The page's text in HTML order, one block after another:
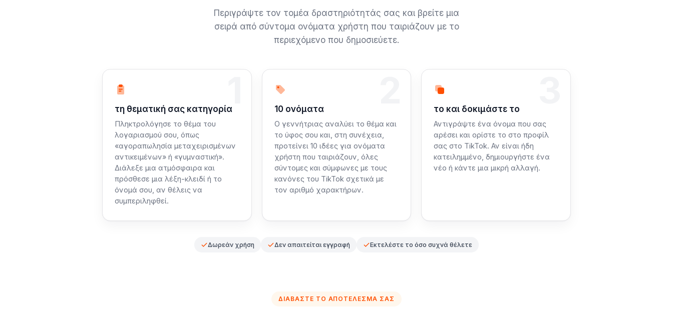
Περιγράψτε τον τομέα δραστηριότητάς σας και βρείτε μια
σειρά από σύντομα ονόματα χρήστη που ταιριάζουν με το
περιεχόμενο που δημοσιεύετε.
Βήμα 1: Περιγράψτε
τη θεματική σας κατηγορία
Πληκτρολόγησε το θέμα του
λογαριασμού σου, όπως
«αγοραπωλησία μεταχειρισμένων
αντικειμένων» ή «γυμναστική».
Διάλεξε μια ατμόσφαιρα και
πρόσθεσε μια λέξη-κλειδί ή το
όνομά σου, αν θέλεις να
συμπεριληφθεί.
Βήμα 2: Δημιουργούμε
10 ονόματα
Ο γεννήτριας αναλύει το θέμα και
το ύφος σου και, στη συνέχεια,
προτείνει 10 ιδέες για ονόματα
χρήστη που ταιριάζουν, όλες
σύντομες και σύμφωνες με τους
κανόνες του TikTok σχετικά με
τον αριθμό χαρακτήρων.
Βήμα 3: Αντιγράψτε
το και δοκιμάστε το
Αντιγράψτε ένα όνομα που σας
αρέσει και ορίστε το στο προφίλ
σας στο TikTok. Αν είναι ήδη
κατειλημμένο, δημιουργήστε ένα
νέο ή κάντε μια μικρή αλλαγή.
Δωρεάν χρήση Δεν απαιτείται εγγραφή Εκτελέστε το όσο συχνά θέλετε
ΔΙΑΒΆΣΤΕ ΤΟ ΑΠΟΤΈΛΕΣΜΆ ΣΑΣ